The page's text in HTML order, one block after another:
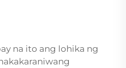
na ito ang lohika ng